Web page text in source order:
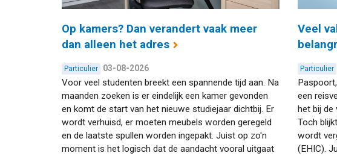
Op kamers? Dan verandert vaak meer
dan alleen het adres
Particulier 03-08-2026
Voor veel studenten breekt een spannende tijd aan. Na
maanden zoeken is er eindelijk een kamer gevonden
en komt de start van het nieuwe studiejaar dichtbij. Er
wordt verhuisd, er moeten meubels worden geregeld
en de laatste spullen worden ingepakt. Juist op zo'n
moment is het logisch dat de aandacht vooral uitgaat
Veel
Particulier
een
het bij
Toch
wordt
(EHIC).